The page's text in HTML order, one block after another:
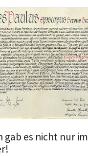
gab es nicht nur im